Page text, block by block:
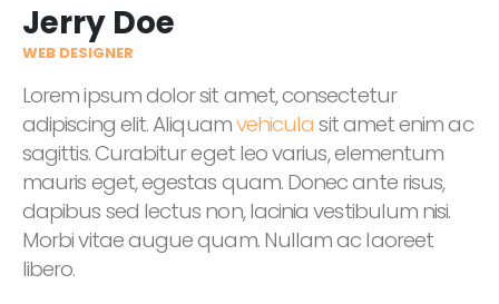
Jerry Doe
WEB DESIGNER
Lorem ipsum dolor sit amet, consectetur
adipiscing elit. Aliquamvehicula sit amet enim ac
sagittis. Curabitur eget leo varius, elementum
mauris eget, egestas quam. Donec ante risus,
dapibus sed lectus non, lacinia vestibulum nisi.
Morbi vitae augue quam. Nullam ac laoreet
libero.